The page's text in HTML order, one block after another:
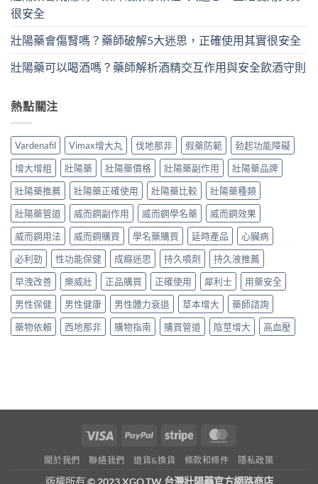
很安全
壯陽藥會傷腎嗎？藥師破解5大迷思，正確使用其實很安全
壯陽藥可以喝酒嗎？藥師解析酒精交互作用與安全飲酒守則
熱點關注
Vardenafil Vimax增大丸 伐地那非 假藥防範
勃起功能障礙
增大增粗
壯陽藥 壯陽藥價格 壯陽藥副作用
壯陽藥品牌
壯陽藥推薦
壯陽藥正確使用 壯陽藥比較
壯陽藥種類
壯陽藥管道
威而鋼副作用 威而鋼學名藥
威而鋼效果
威而鋼用法
威而鋼購買 學名藥購買 延時產品
心臟病
必利勁
性功能保健 成癮迷思 持久噴劑
持久液推薦
早洩改善
樂威壯 正品購買 正確使用 犀利士
用藥安全
男性保健
男性健康 男性體力衰退 草本增大
藥師諮詢
藥物依賴
西地那非 購物指南 購買管道 陰莖增大 高血壓
Visa PayPal Stripe
關於我們 聯絡我們 退貨&換貨 條款和條件 隱私政策
版權所有© 2023 XGO.TW 台灣壯陽藥官方網路商店